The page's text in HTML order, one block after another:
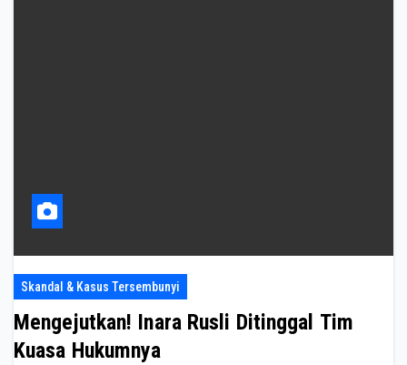
Skandal & Kasus Tersembunyi
Mengejutkan! Inara Rusli Ditinggal Tim
Kuasa Hukumnya